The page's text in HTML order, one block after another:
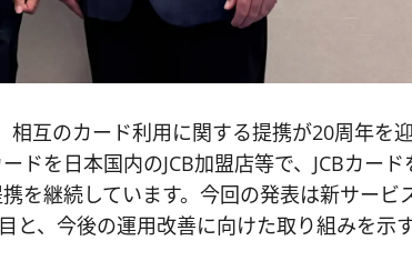
互のカード利用に関する提携が20周年を
ドを日本国内のJCB加盟店等で、JCBカード
を継続しています。今回の発表は新サービ
、今後の運用改善に向けた取り組みを示す